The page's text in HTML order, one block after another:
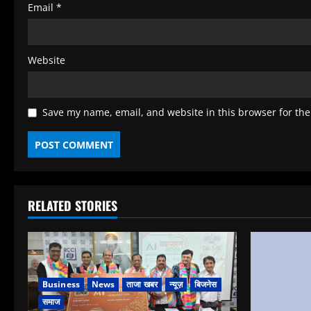
Email *
Website
Save my name, email, and website in this browser for
RELATED STORIES
Business News ताजा खबर न्यूज़
बिजनेस
समाज